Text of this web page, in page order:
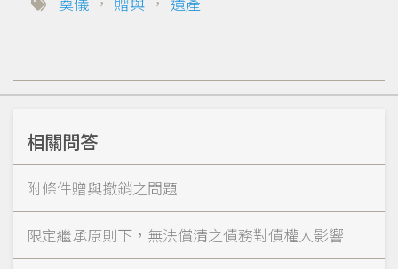
相關問答
附條件贈與撤銷之問題
限定繼承原則下，無法償清之債務對債權人影響